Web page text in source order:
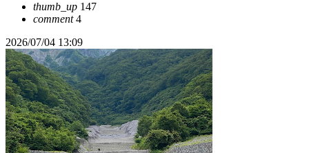
thumb_up 147
comment4
2026/07/04 13:09